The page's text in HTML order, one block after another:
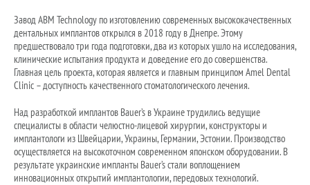
Завод ABM Technology по изготовлению современных высококачественных
дентальных имплантов открылся в 2018 году в Днепре. Этому
предшествовало три года подготовки, два из которых ушло на исследования,
клинические испытания продукта и доведение его до совершенства.
Главная цель проекта, которая является и главным принципом Amel Dental
Clinic – доступность качественного стоматологического лечения.
Над разработкой имплантов Bauer’s в Украине трудились ведущие
специалисты в области челюстно-лицевой хирургии, конструкторы и
имплантологи из Швейцарии, Украины, Германии, Эстонии. Производство
осуществляется на высокоточном современном японском оборудовании. В
результате украинские импланты Bauer’s стали воплощением
инновационных открытий имплантологии, передовых технологий.